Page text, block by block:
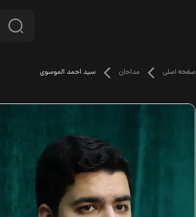
صفحه اصلی مداحان سید احمد الموسوی